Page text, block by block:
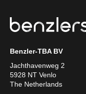
Benzler-TBA BV
Jachthavenweg 2
5928 NT Venlo
The Netherlands